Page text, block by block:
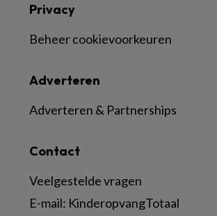
Contact
Veelgestelde vragen
E-mail: KinderopvangTotaal
Adverteren
Adverteren & Partnerships
Privacy
Beheer cookievoorkeuren